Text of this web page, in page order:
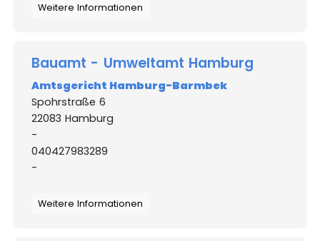
Weitere Informationen
Bauamt - Umweltamt Hamburg
Amtsgericht Hamburg-Barmbek
Spohrstraße 6
22083 Hamburg
-
040427983289
-
Weitere Informationen